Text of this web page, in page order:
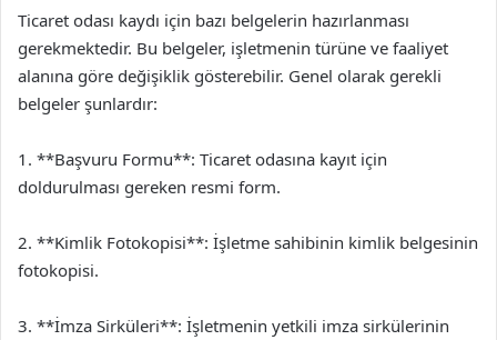
Ticaret odası kaydı için bazı belgelerin hazırlanması
gerekmektedir. Bu belgeler, işletmenin türüne ve faaliyet
alanına göre değişiklik gösterebilir. Genel olarak gerekli
belgeler şunlardır:
1. **Başvuru Formu**: Ticaret odasına kayıt için
doldurulması gereken resmi form.
2. **Kimlik Fotokopisi**: İşletme sahibinin kimlik belgesinin
fotokopisi.
3. **İmza Sirküleri**: İşletmenin yetkili imza sirkülerinin